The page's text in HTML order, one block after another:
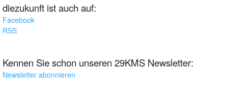
diezukunft ist auch auf:
Facebook
RSS
Kennen Sie schon unseren 29KMS Newsletter:
Newsletter abonnieren